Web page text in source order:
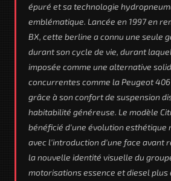
épuré et sa technologie
emblématique. Lancée en 1997 en
BX, cette berline a connu une seule
durant son cycle de vie, durant
imposée comme une alternative
concurrentes comme la Peugeot
grâce à son confort de suspension
habitabilité généreuse. Le modèle
bénéficié d'une évolution esthétique
avec l'introduction d'une face avant
la nouvelle identité visuelle du
motorisations essence et diesel plus